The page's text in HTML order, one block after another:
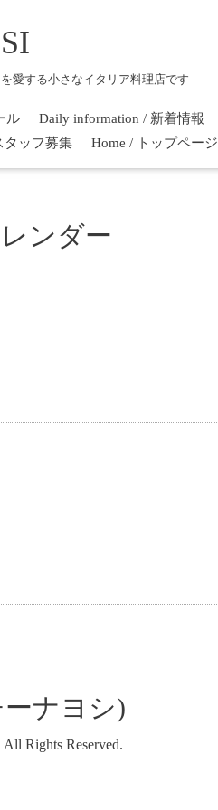
愛する小さなイタリア料理店です
ル Daily information / 新着情報
タッフ募集 Home / トップページ
ンダー
ーナヨシ)
All Rights Reserved.